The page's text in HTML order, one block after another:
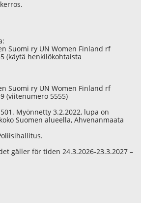
Suomi ry UN Women Finland rf
(käytä henkilökohtaista
Suomi ry UN Women Finland rf
(viitenumero 5555)
Myönnetty 3.2.2022, lupa on
Suomen alueella, Ahvenanmaata
gäller för tiden 24.3.2026-23.3.2027 –